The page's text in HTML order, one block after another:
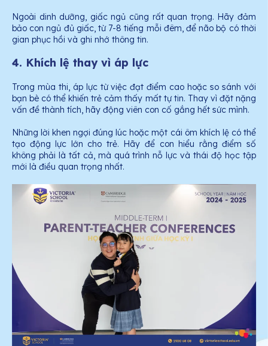
Ngoài dinh dưỡng, giấc ngủ cũng rất quan trọng. Hãy đảm
bảo con ngủ đủ giấc, từ 7-8 tiếng mỗi đêm, để não bộ có thời
gian phục hồi và ghi nhớ thông tin.
4. Khích lệ thay vì áp lực
Trong mùa thi, áp lực từ việc đạt điểm cao hoặc so sánh với
bạn bè có thể khiến trẻ cảm thấy mất tự tin. Thay vì đặt nặng
vấn đề thành tích, hãy động viên con cố gắng hết sức mình.
Những lời khen ngợi đúng lúc hoặc một cái ôm khích lệ có thể
tạo động lực lớn cho trẻ. Hãy để con hiểu rằng điểm số
không phải là tất cả, mà quá trình nỗ lực và thái độ học tập
mới là điều quan trọng nhất.